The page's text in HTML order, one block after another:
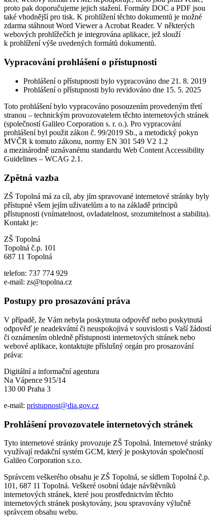
proto pak doporučujeme jejich stažení. Formáty DOC a PDF jsou
také vhodnější pro tisk. K prohlížení těchto dokumentů je možné
zdarma stáhnout Word Viewer a Acrobat Reader. V některých
webových prohlížečích je integrována aplikace, jež slouží
k prohlížení výše uvedených formátů dokumentů.
Vypracování prohlášení o přístupnosti
Prohlášení o přístupnosti bylo vypracováno dne 21. 8. 2019
Prohlášení o přístupnosti bylo revidováno dne 15. 5. 2025
Toto prohlášení bylo vypracováno posouzením provedeným třetí
stranou – technickým provozovatelem těchto internetových stránek
(společností Galileo Corporation s. r. o.). Pro vypracování
prohlášení byl použit zákon č. 99/2019 Sb., a metodický pokyn
MVČR k tomuto zákonu, normy EN 301 549 V2 1.2
a mezinárodně uznávanému standardu Web Content Accessibility
Guidelines – WCAG 2.1.
Zpětná vazba
ZŠ Topolná má za cíl, aby jím spravované internetové stránky byly
přístupné všem jejím uživatelům a to na základě principů
přístupnosti (vnímatelnost, ovladatelnost, srozumitelnost a stabilita).
Kontakt je:
ZŠ Topolná
Topolná č.p. 101
687 11 Topolná
telefon: 737 774 929
e-mail: zs@topolna.cz
Postupy pro prosazování práva
V případě, že Vám nebyla poskytnuta odpověď nebo poskytnutá
odpověď je neadekvátní či neuspokojivá v souvislosti s Vaší žádostí
či oznámením ohledně přístupnosti internetových stránek nebo
webové aplikace, kontaktujte příslušný orgán pro prosazování
práva:
Digitální a informační agentura
Na Vápence 915/14
130 00 Praha 3
e-mail: pristupnost@dia.gov.cz
Prohlášení provozovatele internetových stránek
Tyto internetové stránky provozuje ZŠ Topolná. Internetové stránky
využívají redakční systém GCM, který je poskytován společností
Galileo Corporation s.r.o.
Správcem veškerého obsahu je ZŠ Topolná, se sídlem Topolná č.p.
101, 687 11 Topolná. Veškeré osobní údaje návštěvníků
internetových stránek, které jsou prostřednictvím těchto
internetových stránek poskytovány, jsou spravovány výlučně
správcem obsahu webu.